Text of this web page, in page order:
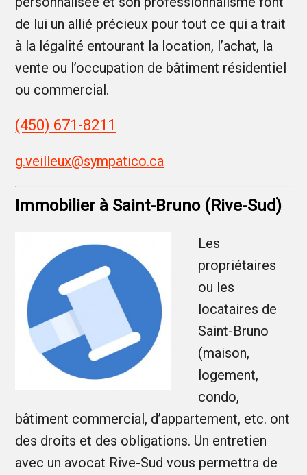
de lui un allié précieux pour tout ce qui a trait
à la légalité entourant la location, l’achat, la
vente ou l’occupation de bâtiment résidentiel
ou commercial.
(450) 671-8211
g.veilleux@sympatico.ca
Immobilier à Saint-Bruno (Rive-Sud)
Les
propriétaires
ou les
locataires de
Saint-Bruno
(maison,
logement,
condo,
bâtiment commercial, d’appartement, etc. ont
des droits et des obligations. Un entretien
avec un avocat Rive-Sud vous permettra de